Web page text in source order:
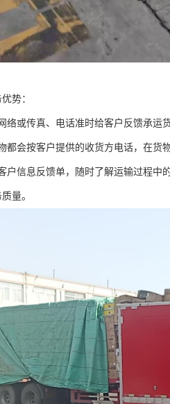
势：
络或传真、电话准时给客户反馈承运
都会按客户提供的收货方电话，在货
户信息反馈单，随时了解运输过程中
量。